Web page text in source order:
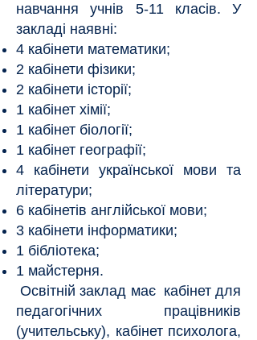
навчання учнів 5-11 класів. У
закладі наявні:
4 кабінети математики;
2 кабінети фізики;
2 кабінети історії;
1 кабінет хімії;
1 кабінет біології;
1 кабінет географії;
4 кабінети української мови та
літератури;
6 кабінетів англійської мови;
3 кабінети інформатики;
1 бібліотека;
1 майстерня.
Освітній заклад має кабінет для
педагогічних працівників
(учительську), кабінет психолога,